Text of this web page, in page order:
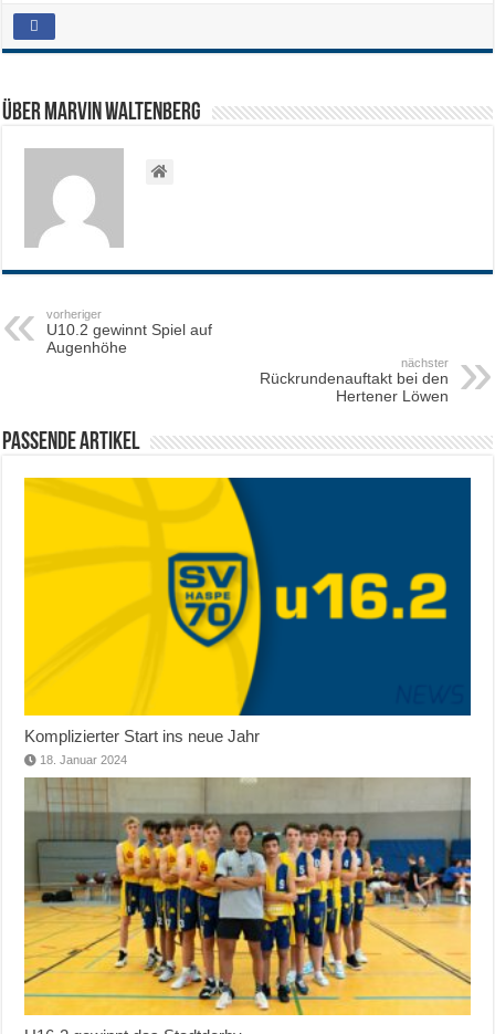
Über Marvin Waltenberg
vorheriger
U10.2 gewinnt Spiel auf
Augenhöhe
nächster
Rückrundenauftakt bei den
Hertener Löwen
Passende Artikel
Komplizierter Start ins neue Jahr
18. Januar 2024